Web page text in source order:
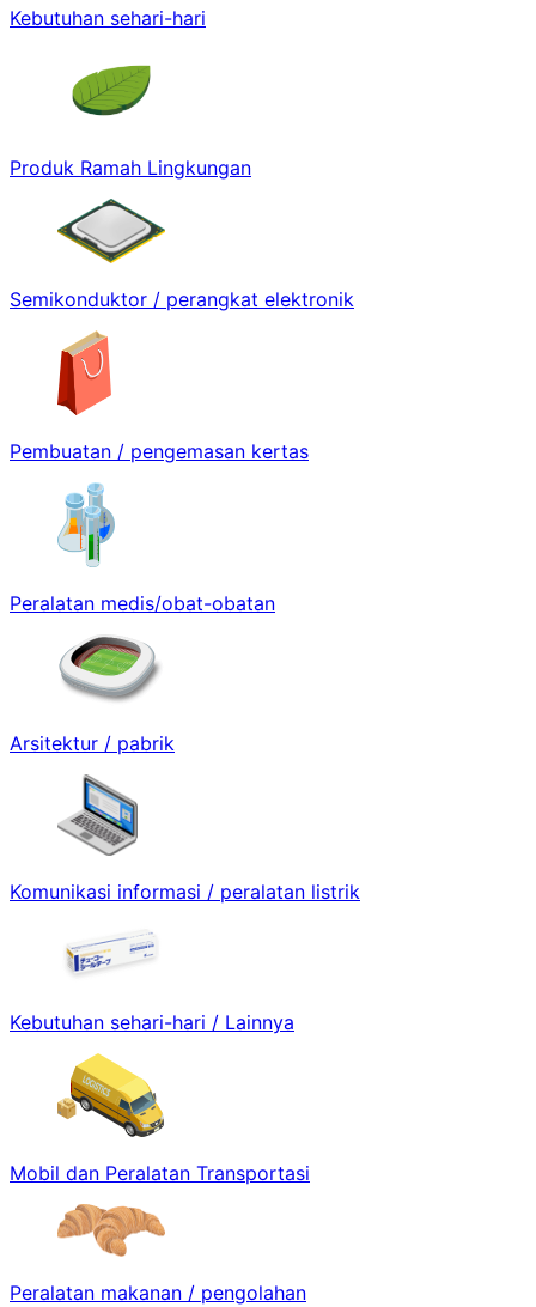
Kebutuhan sehari-hari
Produk Ramah Lingkungan
Semikonduktor / perangkat elektronik
Pembuatan / pengemasan kertas
Peralatan medis/obat-obatan
Arsitektur / pabrik
Komunikasi informasi / peralatan listrik
Kebutuhan sehari-hari / Lainnya
Mobil dan Peralatan Transportasi
Peralatan makanan / pengolahan